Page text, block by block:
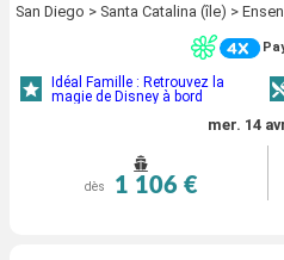
San Diego > Santa Catalina (île) >
Idéal Famille : Retrouvez la
magie de Disney à bord
mer. 14
dès 1 106 €